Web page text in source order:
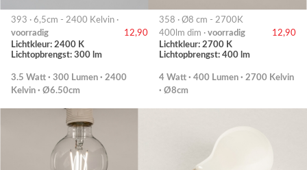
393 · 6,5cm - 2400 Kelvin ·
voorradig
12,90
Lichtkleur: 2400 K
Lichtopbrengst: 300 lm
3.5 Watt · 300 Lumen · 2400
Kelvin · Ø6.50cm
358 · Ø8 cm - 2700K
400lm dim · voorradig
12,90
Lichtkleur: 2700 K
Lichtopbrengst: 400 lm
4 Watt · 400 Lumen · 2700 Kelvin
· Ø8cm